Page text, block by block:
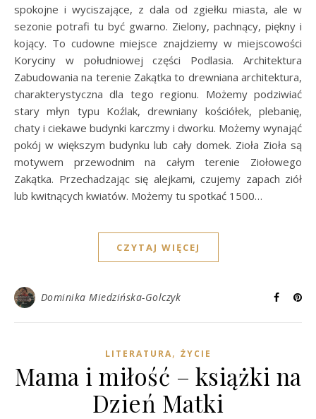
spokojne i wyciszające, z dala od zgiełku miasta, ale w
sezonie potrafi tu być gwarno. Zielony, pachnący, piękny i
kojący. To cudowne miejsce znajdziemy w miejscowości
Koryciny w południowej części Podlasia. Architektura
Zabudowania na terenie Zakątka to drewniana architektura,
charakterystyczna dla tego regionu. Możemy podziwiać
stary młyn typu Koźlak, drewniany kościółek, plebanię,
chaty i ciekawe budynki karczmy i dworku. Możemy wynająć
pokój w większym budynku lub cały domek. Zioła Zioła są
motywem przewodnim na całym terenie Ziołowego
Zakątka. Przechadzając się alejkami, czujemy zapach ziół
lub kwitnących kwiatów. Możemy tu spotkać 1500…
CZYTAJ WIĘCEJ
Dominika Miedzińska-Golczyk
LITERATURA, ŻYCIE
Mama i miłość – książki na
Dzień Matki